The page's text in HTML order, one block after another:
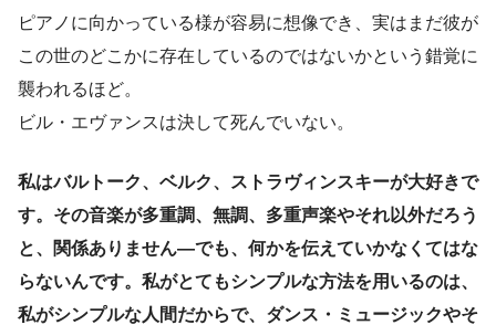
ピアノに向かっている様が容易に想像でき、実はまだ彼が
この世のどこかに存在しているのではないかという錯覚に
襲われるほど。
ビル・エヴァンスは決して死んでいない。
私はバルトーク、ベルク、ストラヴィンスキーが大好きで
す。その音楽が多重調、無調、多重声楽やそれ以外だろう
と、関係ありません―でも、何かを伝えていかなくてはな
らないんです。私がとてもシンプルな方法を用いるのは、
私がシンプルな人間だからで、ダンス・ミュージックやそ